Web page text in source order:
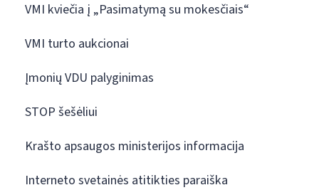
VMI kviečia į „Pasimatymą su mokesčiais“
VMI turto aukcionai
Įmonių VDU palyginimas
STOP šešėliui
Krašto apsaugos ministerijos informacija
Interneto svetainės atitikties paraiška